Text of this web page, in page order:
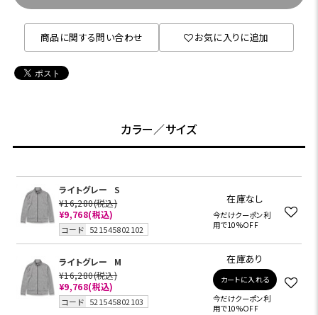
商品に関する問い合わせ お気に入りに追加
カラー／サイズ
ライトグレー
S
¥16,280(税込)
¥9,768(税込)
コード 521545802102
在庫なし
今だけクーポン利
用で10%OFF
ライトグレー
M
¥16,280(税込)
¥9,768(税込)
コード 521545802103
在庫あり
カートに入れる
今だけクーポン利
用で10%OFF